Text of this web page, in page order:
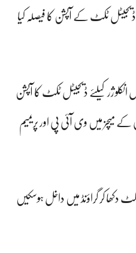
ٹکٹ کے آپشن کا فیصلہ کیا
کیلئے ڈیجیٹل ٹکٹ کا آپشن
کے میچز میں وی آئی پی اور پریمیم
کر گراؤنڈ میں داخل ہوسکیں